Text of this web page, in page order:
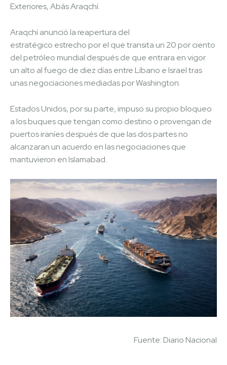
Exteriores, Abás Araqchí.
Araqchí anunció la reapertura del
estratégico estrecho por el que transita un 20 por ciento
del petróleo mundial después de que entrara en vigor
un alto al fuego de diez días entre Líbano e Israel tras
unas negociaciones mediadas por Washington.
Estados Unidos, por su parte, impuso su propio bloqueo
a los buques que tengan como destino o provengan de
puertos iraníes después de que las dos partes no
alcanzaran un acuerdo en las negociaciones que
mantuvieron en Islamabad.
Fuente: Diario Nacional